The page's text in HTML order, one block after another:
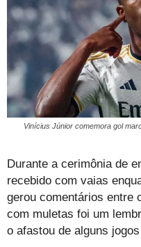
Vinícius Júnior comemora gol
Durante a cerimônia de
recebido com vaias
gerou comentários entre
com muletas foi um
o afastou de alguns